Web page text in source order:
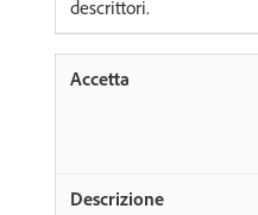
descrittori.